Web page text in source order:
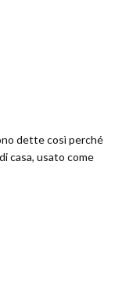
dette così perché
casa, usato come